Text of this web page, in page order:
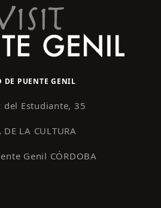
PUENTE GENIL
del Estudiante, 35
DE LA CULTURA
Genil CÓRDOBA